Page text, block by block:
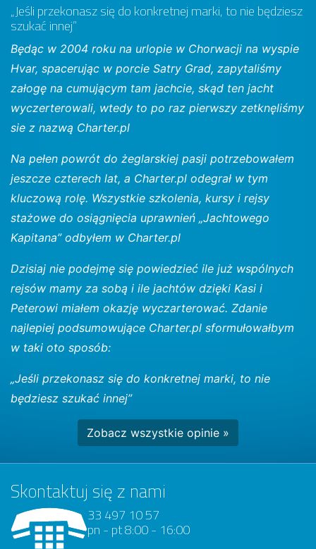
„Jeśli przekonasz się do konkretnej marki, to nie będziesz
szukać innej”
Będąc w 2004 roku na urlopie w Chorwacji na wyspie
Hvar, spacerując w porcie Satry Grad, zapytaliśmy
załogę na cumującym tam jachcie, skąd ten jacht
wyczerterowali, wtedy to po raz pierwszy zetknęliśmy
sie z nazwą Charter.pl
Na pełen powrót do żeglarskiej pasji potrzebowałem
jeszcze czterech lat, a Charter.pl odegrał w tym
kluczową rolę. Wszystkie szkolenia, kursy i rejsy
stażowe do osiągnięcia uprawnień „Jachtowego
Kapitana” odbyłem w Charter.pl
Dzisiaj nie podejmę się powiedzieć ile już wspólnych
rejsów mamy za sobą i ile jachtów dzięki Kasi i
Peterowi miałem okazję wyczarterować. Zdanie
najlepiej podsumowujące Charter.pl sformułowałbym
w taki oto sposób:
„Jeśli przekonasz się do konkretnej marki, to nie
będziesz szukać innej”
Zobacz wszystkie opinie »
Skontaktuj się z nami
33 497 10 57
pn - pt 8:00 - 16:00